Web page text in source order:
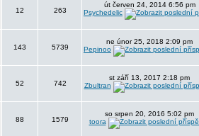
12 263
út červen 24, 2014 6:56 pm
Psychedelic
143 5739
ne únor 25, 2018 2:09 pm
Pepinoo
52 742
st září 13, 2017 2:18 pm
Zbultran
88 1579
so srpen 20, 2016 5:02 pm
toora